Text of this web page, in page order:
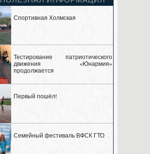
Спортивная Холмская
Тестирование патриотического
движения «Юнармия»
продолжается
Первый пошёл!
Семейный фестиваль ВФСК ГТО